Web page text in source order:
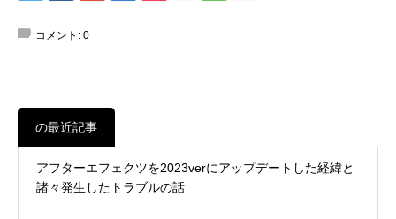
コメント: 0
の最近記事
アフターエフェクツを2023verにアップデートした経緯と
諸々発生したトラブルの話